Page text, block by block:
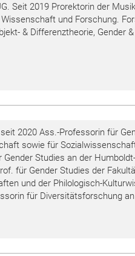
Seit 2019 Prorektorin der
und Forschung.
& Differenztheorie, Gender
2020 Ass.-Professorin für
sowie für
Gender Studies an der
für Gender Studies der
und der Philologisch-
für Diversitätsforschung